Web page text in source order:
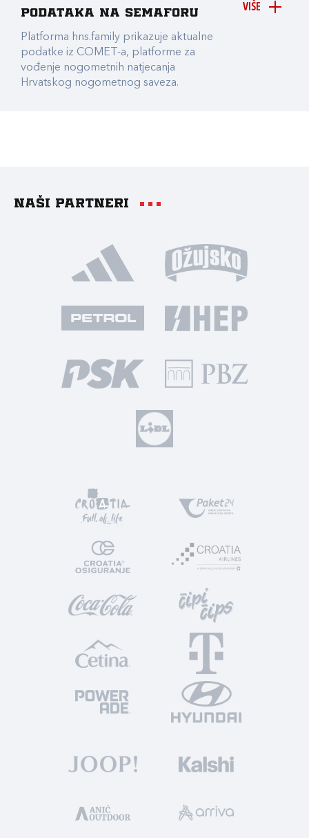
VIŠE
podataka na Semaforu
Platforma hns.family prikazuje aktualne
podatke iz COMET-a, platforme za
vođenje nogometnih natjecanja
Hrvatskog nogometnog saveza.
Naši partneri